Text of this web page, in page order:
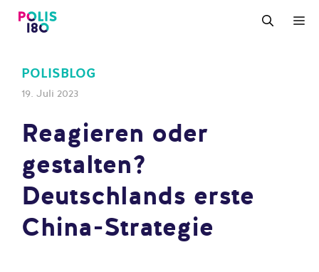
Zum
Inhalt
POLISBLOG
19. Juli 2023
Reagieren oder
gestalten?
Deutschlands erste
China-Strategie